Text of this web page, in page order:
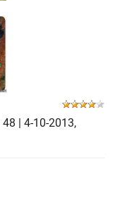
48
4-10-2013,